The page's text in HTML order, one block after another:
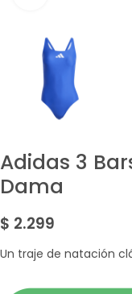
Adidas 3
Dama
$ 2.299
Un traje de natación